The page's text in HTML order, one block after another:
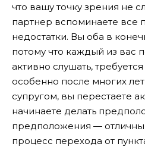
что вашу точку зрения не
партнер вспоминаете
недостатки. Вы оба в
потому что каждый из вас
активно слушать,
особенно после многих
супругом, вы перестаете
начинаете делать
предположения —
процесс перехода от